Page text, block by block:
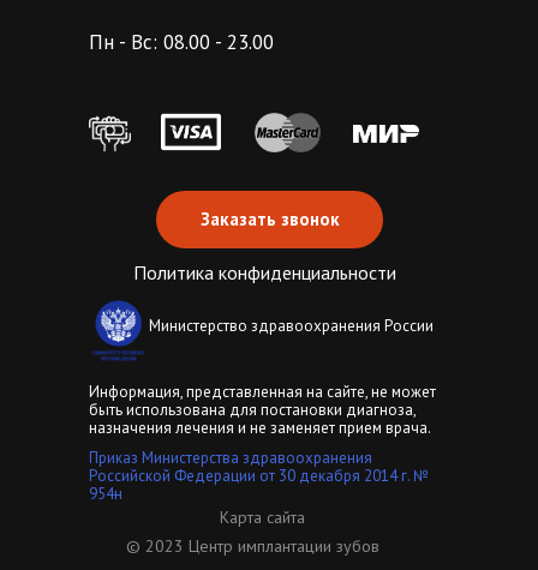
Политика конфиденциальности
Информация, представленная на сайте, не может
быть использована для постановки диагноза,
назначения лечения и не заменяет прием врача.
Приказ Министерства здравоохранения
Российской Федерации от 30 декабря 2014 г. №
954н
Пн - Вс: 08.00 - 23.00
Заказать звонок
© 2023 Центр имплантации зубов
Карта сайта
Министерство здравоохранения России